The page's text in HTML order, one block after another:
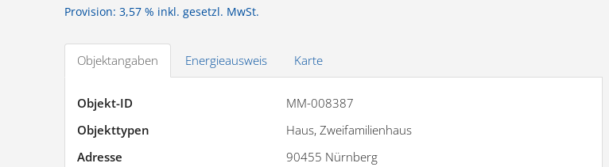
Provision: 3,57 % inkl. gesetzl. MwSt.
Objektangaben Energieausweis Karte
Objekt-ID
MM-008387
Objekttypen
Haus, Zweifamilienhaus
Adresse
90455 Nürnberg